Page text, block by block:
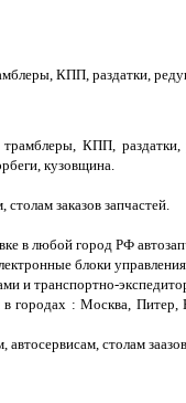
КПП, раздатки,
КПП,
кузовщина.
заказов запчастей.
в любой город РФ
блоки
и транспортно-
в городах : Москва,
столам